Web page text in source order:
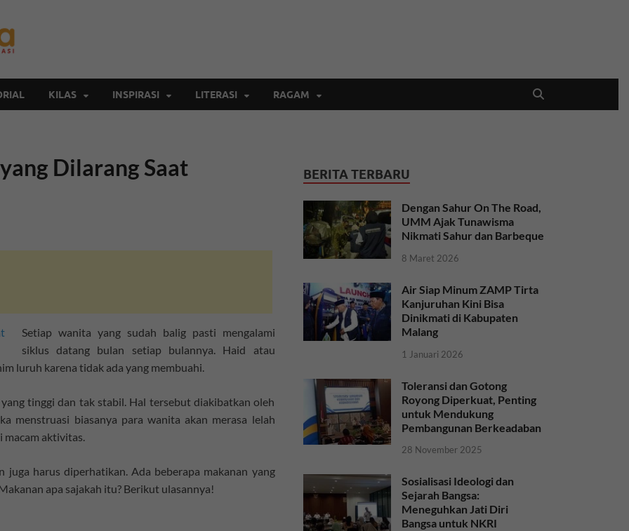
KILAS INSPIRASI LITERASI RAGAM
Dilarang Saat
Setiap wanita yang sudah balig pasti mengalami
siklus datang bulan setiap bulannya. Haid atau
luruh karena tidak ada yang membuahi.
tinggi dan tak stabil. Hal tersebut diakibatkan oleh
menstruasi biasanya para wanita akan merasa lelah
macam aktivitas.
harus diperhatikan. Ada beberapa makanan yang
apa sajakah itu? Berikut ulasannya!
BERITA TERBARU
Dengan Sahur On The Road,
UMM Ajak Tunawisma
Nikmati Sahur dan Barbeque
8 Maret 2026
Air Siap Minum ZAMP Tirta
Kanjuruhan Kini Bisa
Dinikmati di Kabupaten
Malang
1 Januari 2026
Toleransi dan Gotong
Royong Diperkuat, Penting
untuk Mendukung
Pembangunan Berkeadaban
28 November 2025
Sosialisasi Ideologi dan
Sejarah Bangsa:
Meneguhkan Jati Diri
Bangsa untuk NKRI